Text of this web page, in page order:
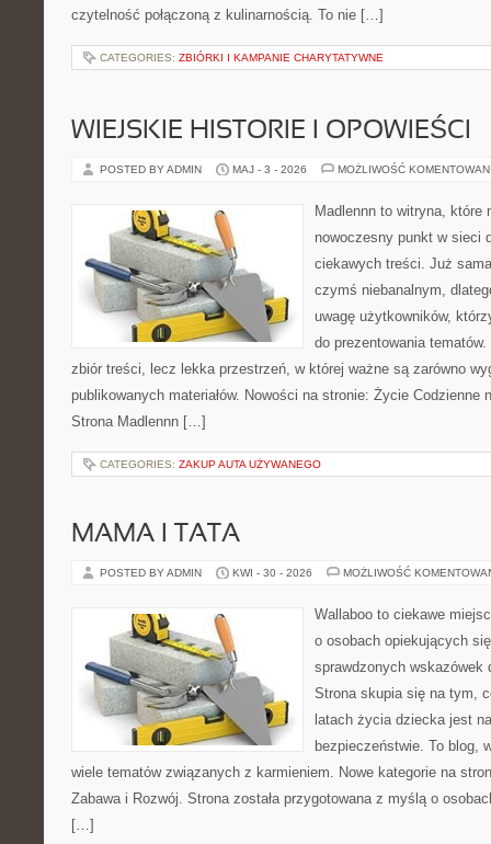
czytelność połączoną z kulinarnością. To nie […]
CATEGORIES: ZBIÓRKI I KAMPANIE CHARYTATYWNE
WIEJSKIE HISTORIE I OPOWIEŚCI
POSTED BY ADMIN MAJ - 3 - 2026 MOŻLIWOŚĆ
Madlennn to witryna, które
nowoczesny punkt w sieci
ciekawych treści. Już
czymś niebanalnym,
uwagę użytkowników,
do prezentowania
zbiór treści, lecz lekka przestrzeń, w której ważne są zarówno
publikowanych materiałów. Nowości na stronie: Życie Codzienne
Strona Madlennn […]
CATEGORIES: ZAKUP AUTA UŻYWANEGO
MAMA I TATA
POSTED BY ADMIN KWI - 30 - 2026 MOŻLIWOŚĆ
Wallaboo to ciekawe
o osobach opiekujących
sprawdzonych wskazówek
Strona skupia się na tym,
latach życia dziecka jest
bezpieczeństwie. To blog,
wiele tematów związanych z karmieniem. Nowe kategorie na
Zabawa i Rozwój. Strona została przygotowana z myślą o
[…]